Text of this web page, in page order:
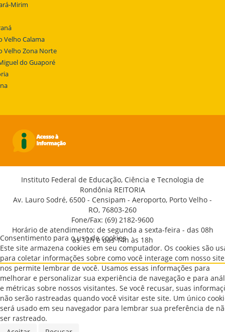
Mirim
Velho Calama
Velho Zona Norte
do Guaporé
Instituto Federal de Educação, Ciência e Tecnologia de
Rondônia REITORIA
Av. Lauro Sodré, 6500 - Censipam - Aeroporto, Porto Velho -
RO, 76803-260
Fone/Fax: (69) 2182-9600
Horário de atendimento: de segunda a sexta-feira - das 08h
às 12h e das 14h às 18h
Consentimento para o uso de cookies
Este site armazena cookies em seu computador. Os cookies são
para coletar informações sobre como você interage com nosso
nos permite lembrar de você. Usamos essas informações para
melhorar e personalizar sua experiência de navegação e para
e métricas sobre nossos visitantes. Se você recusar, suas
não serão rastreadas quando você visitar este site. Um único
será usado em seu navegador para lembrar sua preferência de
ser rastreado.